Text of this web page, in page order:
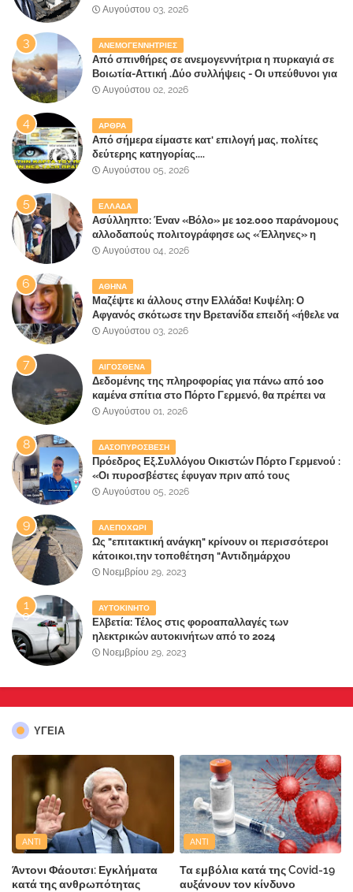
έλαβε 40% και 45% στις εκλογές του 2023,ενώ 50%
Αυγούστου 03, 2026
ΑΝΕΜΟΓΕΝΝΗΤΡΙΕΣ
Από σπινθήρες σε ανεμογεννήτρια η πυρκαγιά σε
Βοιωτία-Αττική .Δύο συλλήψεις - Οι υπεύθυνοι για
την λάθος διαχείριση της κατάσβεσης θα
Αυγούστου 02, 2026
ΑΡΘΡΑ
Από σήμερα είμαστε κατ' επιλογή μας, πολίτες
δεύτερης κατηγορίας....
Αυγούστου 05, 2026
ΕΛΛΑΔΑ
Ασύλληπτο: Έναν «Βόλο» με 102.000 παράνομους
αλλοδαπούς πολιτογράφησε ως «Έλληνες» η
κυβέρνηση!
Αυγούστου 04, 2026
ΑΘΗΝΑ
Μαζέψτε κι άλλους στην Ελλάδα! Κυψέλη: Ο
Αφγανός σκότωσε την Βρετανίδα επειδή «ήθελε να
κάνει τη σύντροφό του χριστιανή»
Αυγούστου 03, 2026
ΑΙΓΟΣΘΕΝΑ
Δεδομένης της πληροφορίας για πάνω από 100
καμένα σπίτια στο Πόρτο Γερμενό, θα πρέπει να
αναζητηθούν ευθύνες για την ολοσχερή
επίγειου παραδείσου της Αττικής
Αυγούστου 01, 2026
ΔΑΣΟΠΥΡΟΣΒΕΣΗ
Πρόεδρος Εξ.Συλλόγου Οικιστών Πόρτο Γερμενού :
«Οι πυροσβέστες έφυγαν πριν από τους
κατοίκους»
Αυγούστου 05, 2026
ΑΛΕΠΟΧΩΡΙ
Ως "επιτακτική ανάγκη" κρίνουν οι περισσότεροι
κάτοικοι,την τοποθέτηση "Αντιδημάρχου
Παραλιακής Ζώνης" στο Δήμο Μάνδρας-Ειδυλλίας!
Νοεμβρίου 29, 2023
ΑΥΤΟΚΙΝΗΤΟ
Ελβετία: Τέλος στις φοροαπαλλαγές των
ηλεκτρικών αυτοκινήτων από το 2024
Νοεμβρίου 29, 2023
ΥΓΕΙΑ
ANTI
Άντονι Φάουτσι: Εγκλήματα
κατά της ανθρωπότητας
ANTI
Τα εμβόλια κατά της Covid-19
αυξάνουν τον κίνδυνο